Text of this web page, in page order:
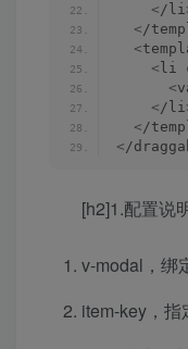
< /li
< /
<
< li
<
< /li
< /
< /
[h2]1.配置说
v-modal，绑
item-key，指